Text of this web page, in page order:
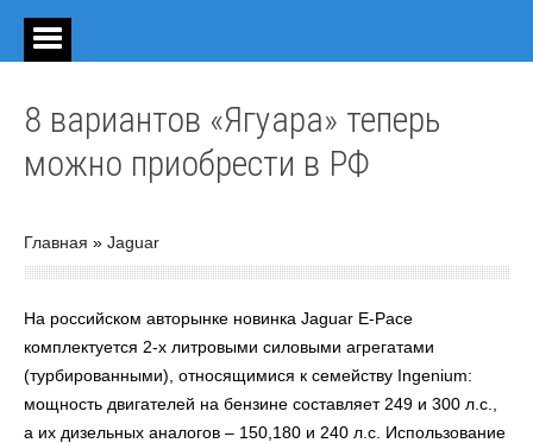
8 вариантов «Ягуара» теперь
можно приобрести в РФ
Главная » Jaguar
На российском авторынке новинка Jaguar E-Pace
комплектуется 2-х литровыми силовыми агрегатами
(турбированными), относящимися к семейству Ingenium:
мощность двигателей на бензине составляет 249 и 300 л.с.,
а их дизельных аналогов – 150,180 и 240 л.с. Использование